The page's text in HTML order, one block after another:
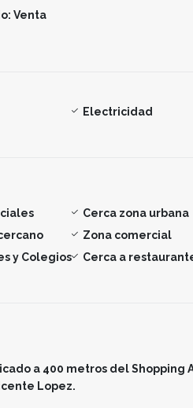
Venta
Electricidad
Cerca zona urbana
Zona comercial
y Colegios
Cerca a
a 400 metros del Shopping
Lopez.